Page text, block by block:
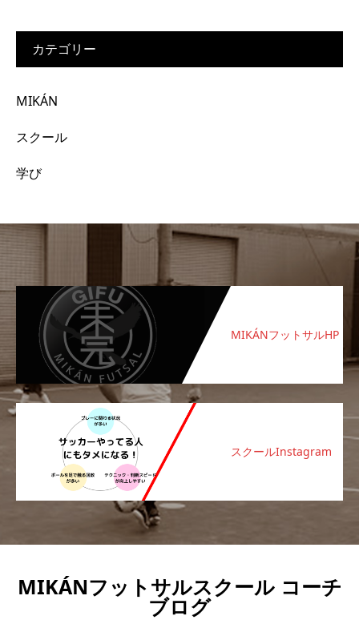
カテゴリー
MIKÁN
スクール
学び
MIKÁNフットサルHP
スクールInstagram
MIKÁNフットサルスクール コーチ
ブログ